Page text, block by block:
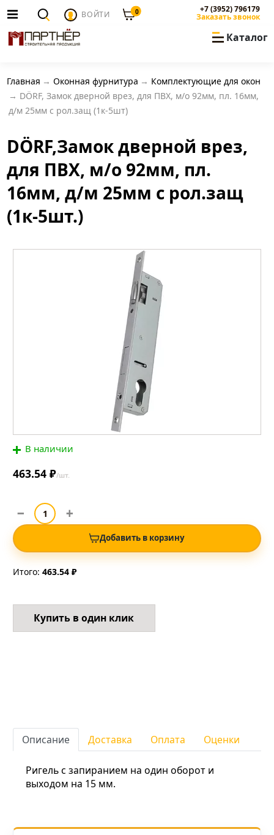
ВОЙТИ 0 +7 (3952) 796179
Заказать звонок
Каталог
Главная Оконная фурнитура
Комплектующие для окон
DÖRF, Замок дверной врез, для ПВХ, м/о 92мм, пл. 16мм,
д/м 25мм с рол.защ (1к-5шт)
DÖRF,Замок дверной врез,
для ПВХ, м/о 92мм, пл.
16мм, д/м 25мм с рол.защ
(1к-5шт.)
В наличии
463.54 ₽/шт.
Добавить в корзину
Итого: 463.54 ₽
Купить в один клик
Описание Доставка Оплата Оценки
Ригель с запиранием на один оборот и
выходом на 15 мм.